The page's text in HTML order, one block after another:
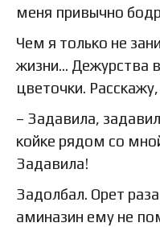
меня привычно
Чем я только не
жизни… Дежурства
цветочки.
– Задавила,
койке рядом со
Задавила!
Задолбал. Орет
аминазин ему не